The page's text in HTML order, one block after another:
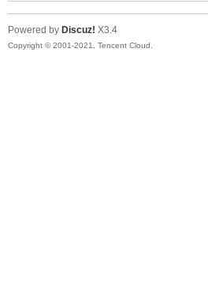
Powered by Discuz! X3.4
Copyright © 2001-2021, Tencent Cloud.